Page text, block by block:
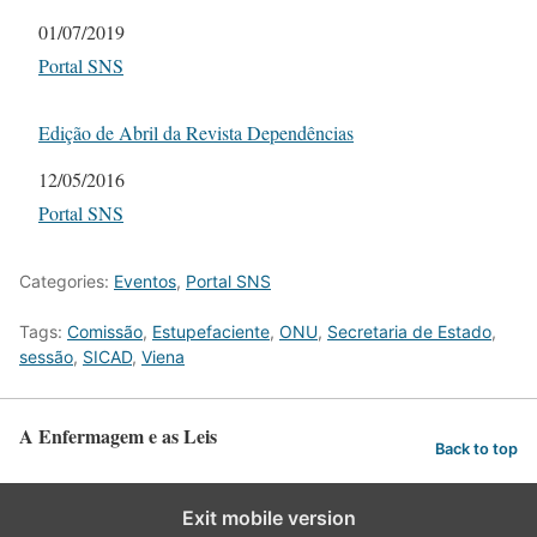
Date
01/07/2019
In relation to
Portal SNS
Edição de Abril da Revista Dependências
Date
12/05/2016
In relation to
Portal SNS
Categories: Eventos, Portal SNS
Tags: Comissão, Estupefaciente, ONU, Secretaria de Estado,
sessão, SICAD, Viena
A Enfermagem e as Leis Back to top
Exit mobile version